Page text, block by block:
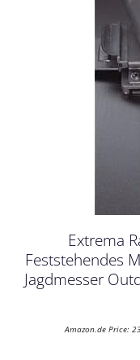
Extrema
Feststehendes
Jagdmesser
Amazon.de Price: